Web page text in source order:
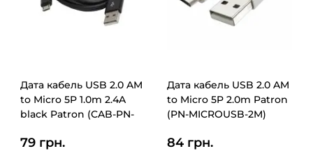
Дата кабель USB 2.0 AM
to Micro 5P 1.0m 2.4A
black Patron (CAB-PN-
79 грн.
Дата кабель USB 2.0 AM
to Micro 5P 2.0m Patron
(PN-MICROUSB-2M)
84 грн.